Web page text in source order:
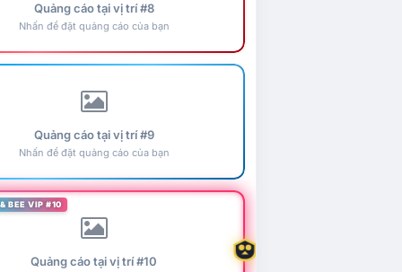
Quảng cáo tại vị trí #8
Nhấn để đặt quảng cáo của bạn
Quảng cáo tại vị trí #9
Nhấn để đặt quảng cáo của bạn
BEE VIP #10
Quảng cáo tại vị trí #10